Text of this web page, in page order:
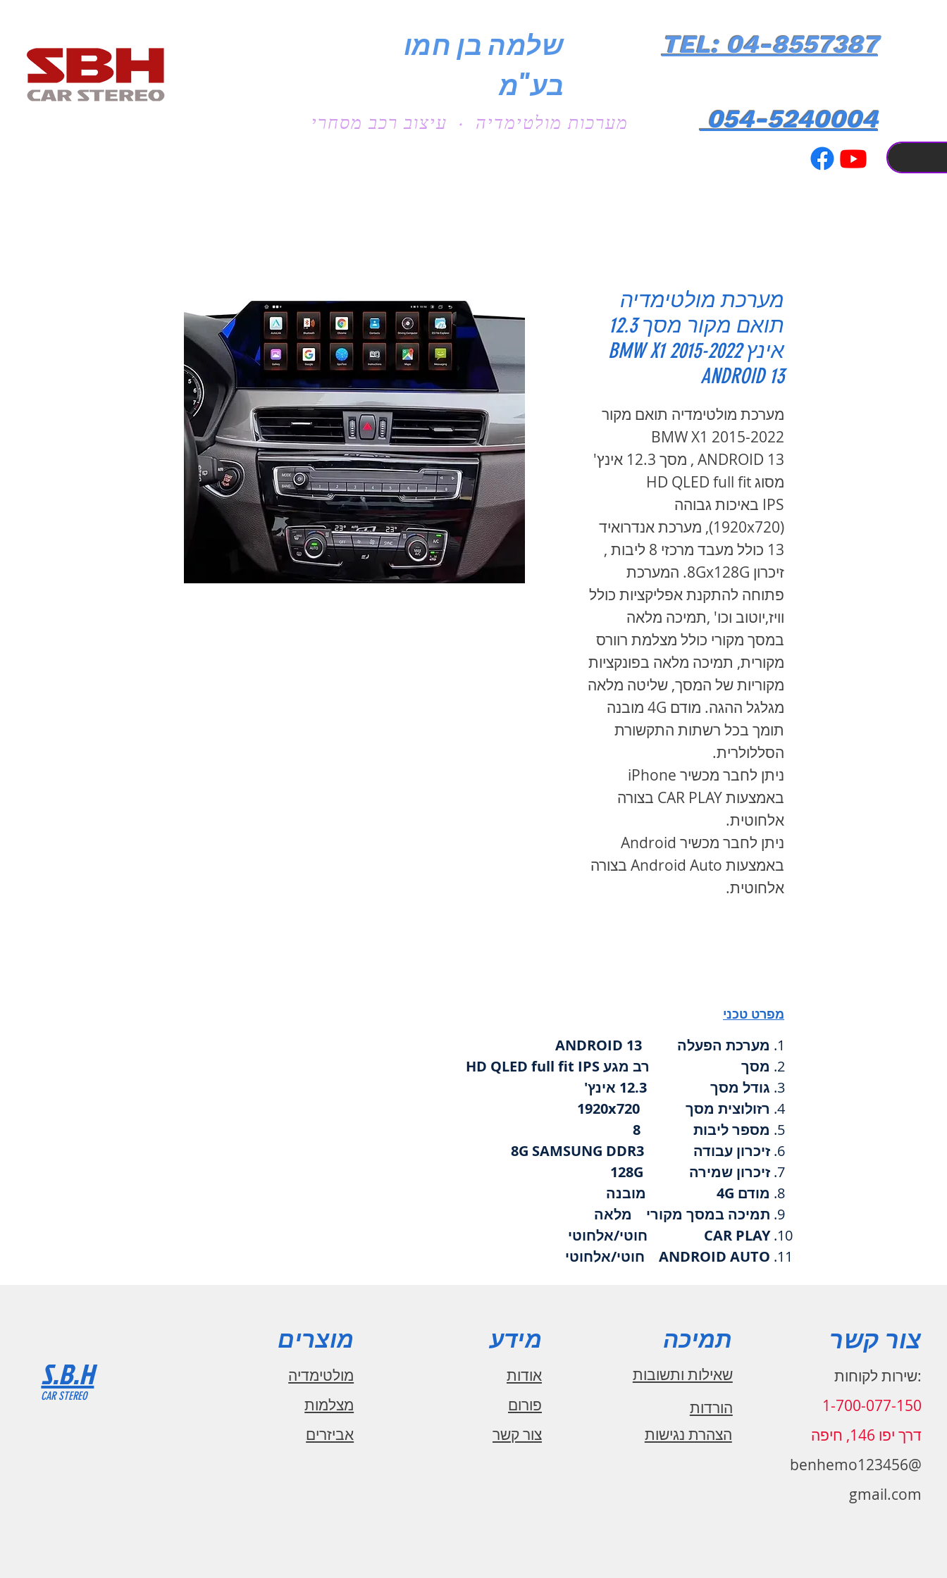
שלמה בן חמו
בע"מ
מערכות מולטימדיה · עיצוב רכב מסחרי
TEL: 04-8557387
054-5240004
מערכת מולטימדיה
תואם מקור מסך 12.3
אינץ BMW X1 2015-2022
ANDROID 13
מערכת מולטימדיה תואם מקור
BMW X1 2015-2022
ANDROID 13 , מסך 12.3 אינץ'
מסוג HD QLED full fit
IPS באיכות גבוהה
(1920x720), מערכת אנדרואיד
13 כולל מעבד מרכזי 8 ליבות ,
זיכרון 8Gx128G. המערכת
פתוחה להתקנת אפליקציות כולל
וויז,יוטוב וכו' ,תמיכה מלאה
במסך מקורי כולל מצלמת רוורס
מקורית, תמיכה מלאה בפונקציות
מקוריות של המסך, שליטה מלאה
מגלגל ההגה. מודם 4G מובנה
תומך בכל רשתות התקשורת
הסללולרית.
ניתן לחבר מכשיר iPhone
באמצעותCAR PLAY בצורה
אלחוטית.
ניתן לחבר מכשיר Android
באמצעות Android Auto בצורה
אלחוטית.
מפרט טכני
מערכת הפעלה ANDROID 13
מסך רב מגע HD QLED full fit IPS
גודל מסך 12.3 אינץ'
רזולוצית מסך 1920x720
מספר ליבות 8
זיכרון עבודה 8G SAMSUNG DDR3
זיכרון שמירה 128G
מודם 4G מובנה
תמיכה במסך מקורי מלאה
CAR PLAY חוטי/אלחוטי
ANDROID AUTO חוטי/אלחוטי
CAR STEREO
S.B.H
מוצרים
מולטימדיה
מצלמות
אביזרים
מידע
אודות
פורום
צור קשר
תמיכה
שאילות ותשובות
הורדות
הצהרת נגישות
צור קשר
:שירות לקוחות
1-700-077-150
דרך יפו 146, חיפה
benhemo123456@
gmail.com